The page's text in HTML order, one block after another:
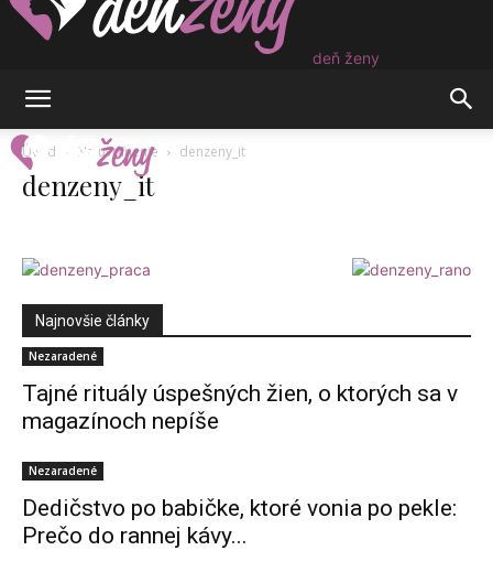
deň ženy
Úvod Na uvoľnenie denzeny_it
denzeny_it
Najnovšie články
Nezaradené
Tajné rituály úspešných žien, o ktorých sa v
magazínoch nepíše
Nezaradené
Dedičstvo po babičke, ktoré vonia po pekle:
Prečo do rannej kávy...